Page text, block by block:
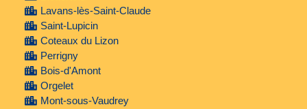
Lavans-lès-Saint-Claude
Saint-Lupicin
Coteaux du Lizon
Perrigny
Bois-d'Amont
Orgelet
Mont-sous-Vaudrey